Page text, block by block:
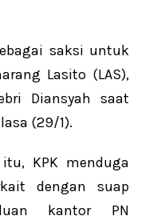
saksi untuk
Lasito (LAS),
Diansyah saat
(29/1).
KPK menduga
dengan suap
kantor PN